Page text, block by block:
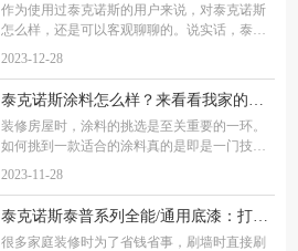
作为使用过泰克诺斯的用户来说，对泰克诺斯
怎么样，还是可以客观聊聊的。说实话，泰克
他们就默默不吭声的靠实力发展壮大。 很难想
2023-12-28
装修房屋时，涂料的挑选是至关重要的一环。
如何挑到一款适合的涂料真的是即是一门技
感受。 当初跑了不下10家店，都快把距离我20
公里以
2023-11-28
很多家庭装修时为了省钱省事，刷墙时直接刷